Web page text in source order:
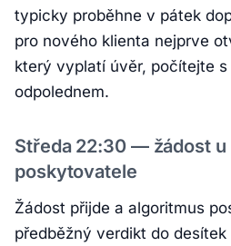
typicky proběhne v pátek
pro nového klienta nejprve
který vyplatí úvěr, počítejte s
odpolednem.
Středa 22:30 — žádost u
poskytovatele
Žádost přijde a algoritmus
předběžný verdikt do